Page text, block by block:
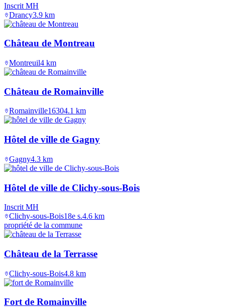
Inscrit MH
Drancy3.9 km
Château de Montreau
Montreuil4 km
Château de Romainville
Romainville16304.1 km
Hôtel de ville de Gagny
Gagny4.3 km
Hôtel de ville de Clichy-sous-Bois
Inscrit MH
Clichy-sous-Bois18e s.4.6 km
propriété de la commune
Château de la Terrasse
Clichy-sous-Bois4.8 km
Fort de Romainville